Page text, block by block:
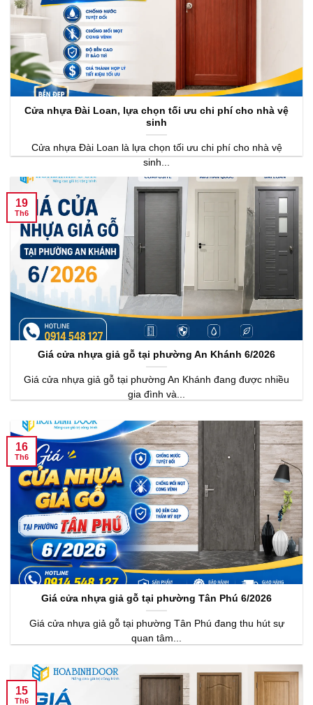
Cửa nhựa Đài Loan, lựa chọn tối ưu chi phí cho nhà vệ
sinh
Cửa nhựa Đài Loan là lựa chọn tối ưu chi phí cho nhà vệ
sinh...
Giá cửa nhựa giả gỗ tại phường An Khánh 6/2026
Giá cửa nhựa giả gỗ tại phường An Khánh đang được nhiều
gia đình và...
19
Th6
Giá cửa nhựa giả gỗ tại phường Tân Phú 6/2026
Giá cửa nhựa giả gỗ tại phường Tân Phú đang thu hút sự
quan tâm...
16
Th6
15
Th6